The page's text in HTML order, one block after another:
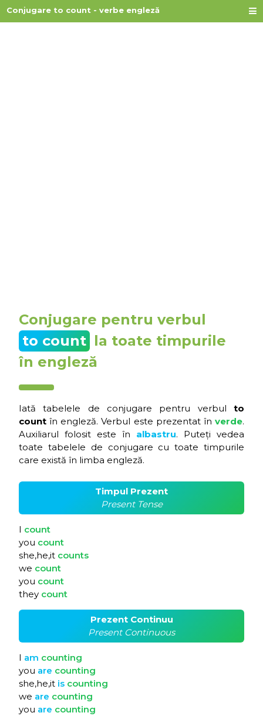
Conjugare to count - verbe engleză
Conjugare pentru verbul
to count la toate timpurile
în engleză
Iată tabelele de conjugare pentru verbul to
count în engleză. Verbul este prezentat în verde.
Auxiliarul folosit este în albastru. Puteți vedea
toate tabelele de conjugare cu toate timpurile
care există în limba engleză.
Timpul Prezent
Present Tense
I count
you count
she,he,it counts
we count
you count
they count
Prezent Continuu
Present Continuous
I am counting
you are counting
she,he,it is counting
we are counting
you are counting